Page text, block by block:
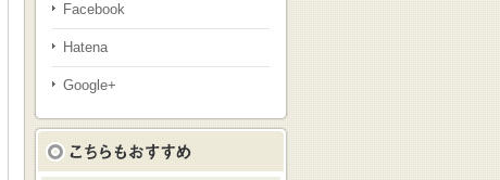
Facebook
Hatena
Google+